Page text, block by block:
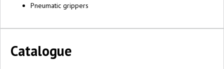
Pneumatic grippers
Catalogue